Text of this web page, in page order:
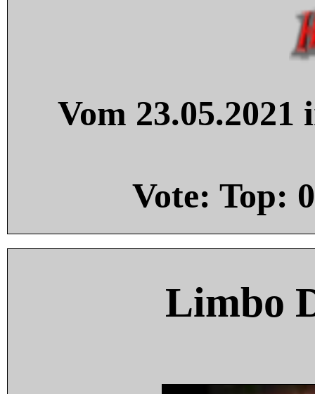
Vom
Vote: Top: 0
Limbo